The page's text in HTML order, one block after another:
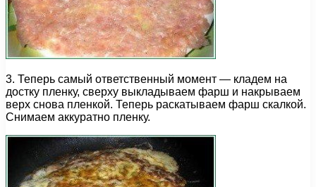
3. Теперь самый ответственный момент — кладем на
достку пленку, сверху выкладываем фарш и накрываем
верх снова пленкой. Теперь раскатываем фарш скалкой.
Снимаем аккуратно пленку.